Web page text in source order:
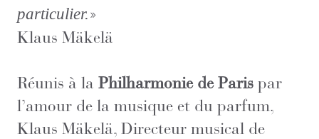
particulier.»
Klaus Mäkelä
Réunis à la Philharmonie de Paris par
l’amour de la musique et du parfum,
Klaus Mäkelä, Directeur musical de